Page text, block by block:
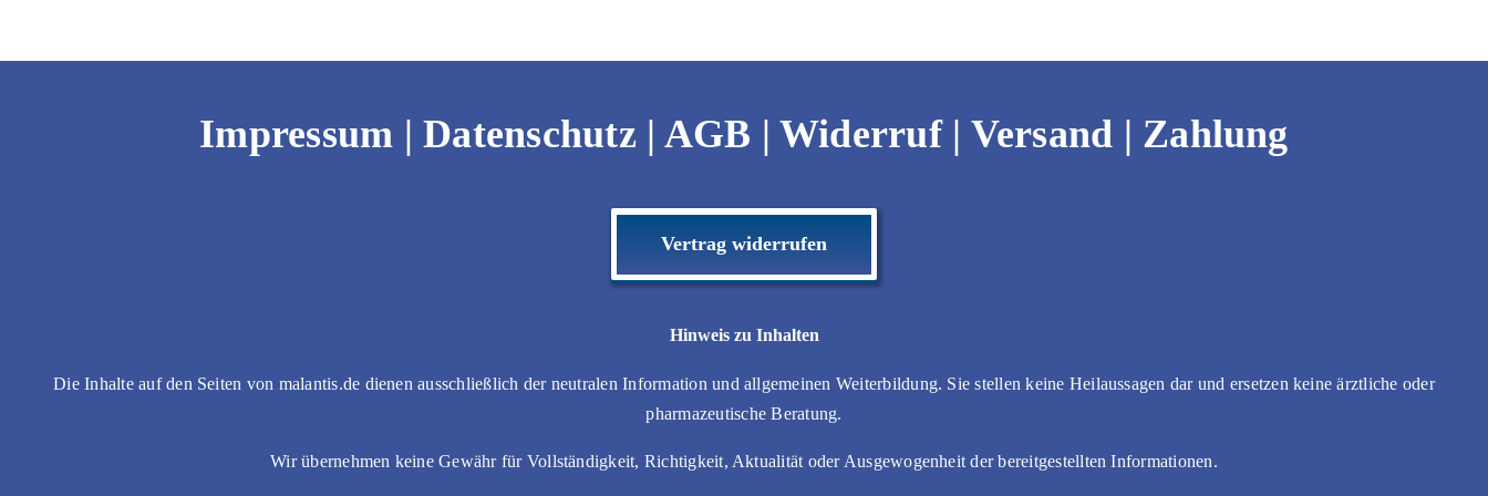
49,90 €
Impressum |Datenschutz| AGB | Widerruf| Versand | Zahlung
Vertrag widerrufen
Hinweis zu Inhalten
Die Inhalte auf den Seiten von malantis.de dienen ausschließlich der neutralen Information und allgemeinen Weiterbildung. Sie stellen keine Heilaussagen dar und ersetzen keine ärztliche oder
pharmazeutische Beratung.
Wir übernehmen keine Gewähr für Vollständigkeit, Richtigkeit, Aktualität oder Ausgewogenheit der bereitgestellten Informationen.